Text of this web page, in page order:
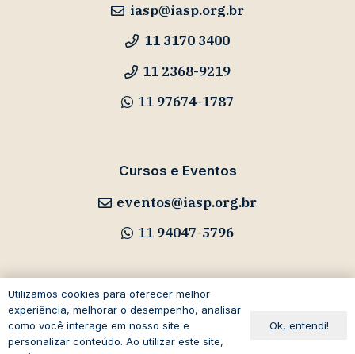
iasp@iasp.org.br
11 3170 3400
11 2368-9219
11 97674-1787
Cursos e Eventos
eventos@iasp.org.br
11 94047-5796
Avenida Paulista, 1294
19º andar – Bela Vista
Utilizamos cookies para oferecer melhor
experiência, melhorar o desempenho, analisar
como você interage em nosso site e
personalizar conteúdo. Ao utilizar este site,
Ok, entendi!